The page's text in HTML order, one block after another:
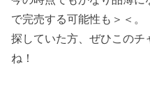
で完売する可能性も＞＜。
探していた方、ぜひこの
ね！